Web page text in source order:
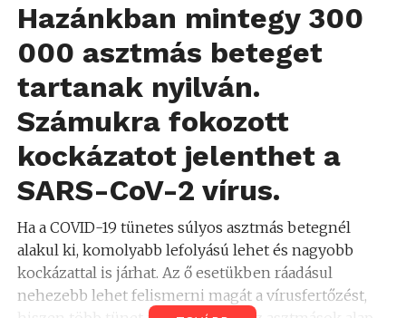
Hazánkban mintegy 300
000 asztmás beteget
tartanak nyilván.
Számukra fokozott
kockázatot jelenthet a
SARS-CoV-2 vírus.
Ha a COVID-19 tünetes súlyos asztmás betegnél
alakul ki, komolyabb lefolyású lehet és nagyobb
kockázattal is járhat. Az ő esetükben ráadásul
nehezebb lehet felismerni magát a vírusfertőzést,